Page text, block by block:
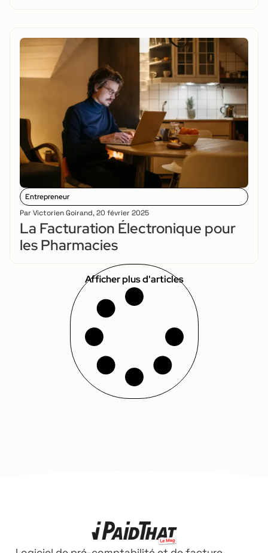
Entrepreneur
Par Victorien Goirand,20 février 2025
La Facturation Électronique pour
les Pharmacies
Afficher plus d'articles